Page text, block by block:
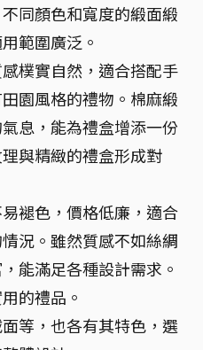
同顏色和寬度的緞面緞
範圍廣泛。
樸實自然，適合搭配手
園風格的禮物。棉麻緞
息，能為禮盒增添一份
與精緻的禮盒形成對
褪色，價格低廉，適合
況。雖然質感不如絲綢
能滿足各種設計需求。
的禮品。
等，也各有其特色，選